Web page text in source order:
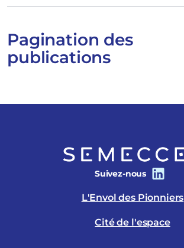
Pagination des
publications
Suivez-nous
L'Envol des Pionniers
Cité de l'espace